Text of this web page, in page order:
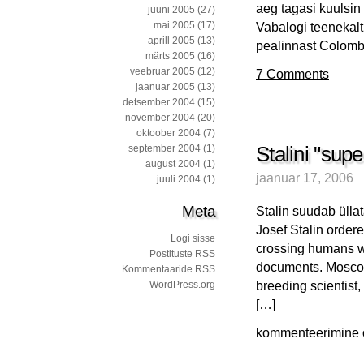
aeg tagasi
Vabalogi
pealinnast
7 Comments
Stalini
jaanuar 17, 2006
Stalin suudab
Josef Stalin
crossing humans
documents.
breeding
[…]
Stalini
juuni 2005 (27)
mai 2005 (17)
aprill 2005 (13)
märts 2005 (16)
veebruar 2005 (12)
jaanuar 2005 (13)
detsember 2004 (15)
november 2004 (20)
oktoober 2004 (7)
september 2004 (1)
august 2004 (1)
juuli 2004 (1)
Meta
Logi sisse
Postituste RSS
Kommentaaride RSS
WordPress.org